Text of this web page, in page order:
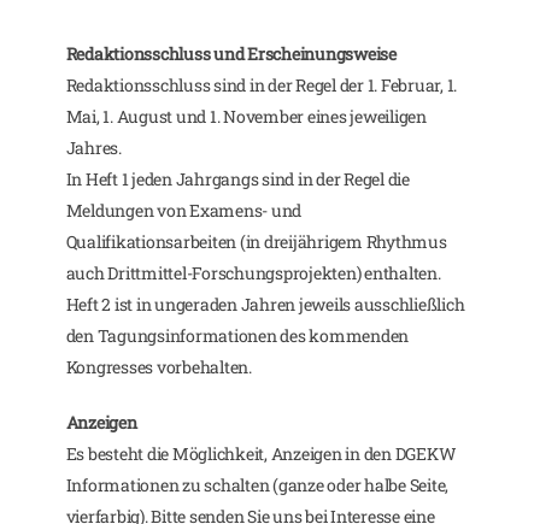
Redaktionsschluss und Erscheinungsweise
Redaktionsschluss sind in der Regel der 1. Februar, 1.
Mai, 1. August und 1. November eines jeweiligen
Jahres.
In Heft 1 jeden Jahrgangs sind in der Regel die
Meldungen von Examens- und
Qualifikationsarbeiten (in dreijährigem Rhythmus
auch Drittmittel-Forschungsprojekten) enthalten.
Heft 2 ist in ungeraden Jahren jeweils ausschließlich
den Tagungsinformationen des kommenden
Kongresses vorbehalten.
Anzeigen
Es besteht die Möglichkeit, Anzeigen in den DGEKW
Informationen zu schalten (ganze oder halbe Seite,
vierfarbig). Bitte senden Sie uns bei Interesse eine